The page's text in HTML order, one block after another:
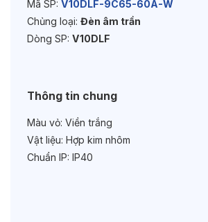
Tuổi thọ: >30000h
Mã SP: V10DLF-9C65-60A-W
Chủng loại: Đèn âm trần
Dòng SP: V10DLF
Thông tin chung
Màu vỏ: Viền trắng
Vật liệu: Hợp kim nhôm
Chuẩn IP: IP40